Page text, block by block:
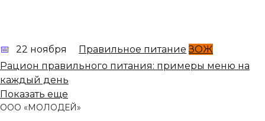
22 ноября Правильное питание ЗОЖ
Рацион правильного питания: примеры меню на
каждый день
Показать еще
ООО «МОЛОДЕЙ»